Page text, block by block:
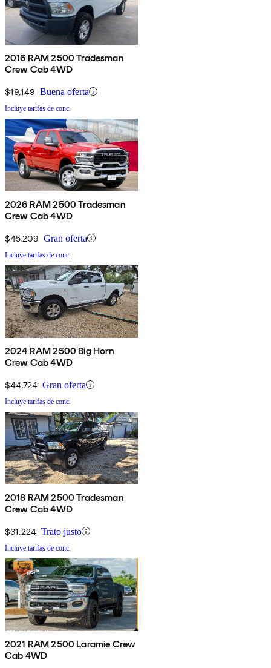
2016 RAM 2500 Tradesman
Crew Cab 4WD
$19,149 Buena oferta
Incluye tarifas de conc.
2026 RAM 2500 Tradesman
Crew Cab 4WD
$45,209 Gran oferta
Incluye tarifas de conc.
2024 RAM 2500 Big Horn
Crew Cab 4WD
$44,724 Gran oferta
Incluye tarifas de conc.
2018 RAM 2500 Tradesman
Crew Cab 4WD
$31,224 Trato justo
Incluye tarifas de conc.
2021 RAM 2500 Laramie Crew
Cab 4WD